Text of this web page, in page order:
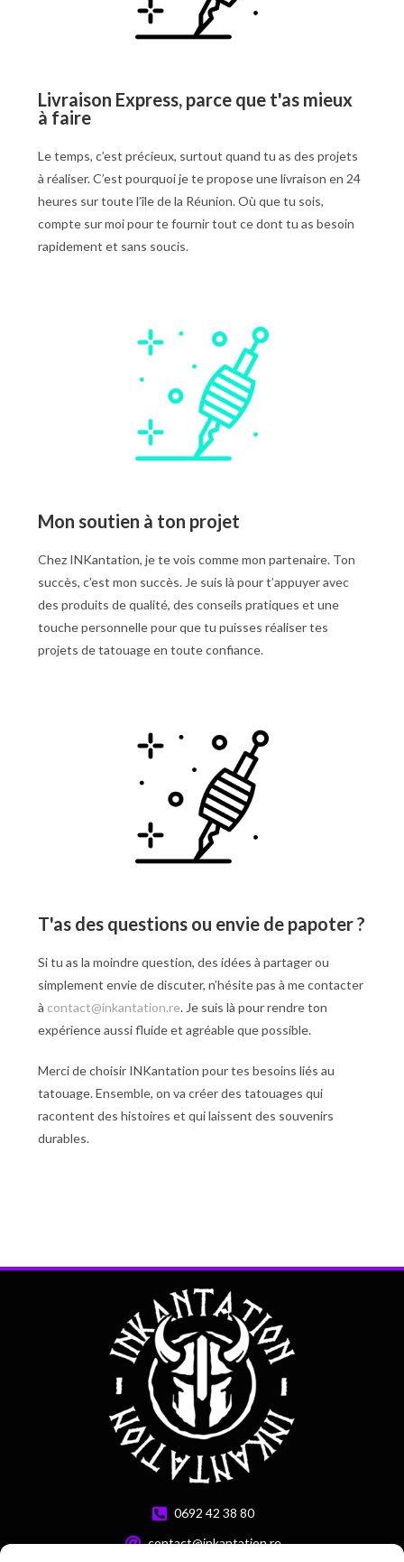
Livraison Express, parce que t'as mieux
à faire
Le temps, c’est précieux, surtout quand tu as des projets
à réaliser. C’est pourquoi je te propose une livraison en 24
heures sur toute l’île de la Réunion. Où que tu sois,
compte sur moi pour te fournir tout ce dont tu as besoin
rapidement et sans soucis.
Mon soutien à ton projet
Chez INKantation, je te vois comme mon partenaire. Ton
succès, c’est mon succès. Je suis là pour t’appuyer avec
des produits de qualité, des conseils pratiques et une
touche personnelle pour que tu puisses réaliser tes
projets de tatouage en toute confiance.
T'as des questions ou envie de papoter ?
Si tu as la moindre question, des idées à partager ou
simplement envie de discuter, n’hésite pas à me contacter
à contact@inkantation.re. Je suis là pour rendre ton
expérience aussi fluide et agréable que possible.
Merci de choisir INKantation pour tes besoins liés au
tatouage. Ensemble, on va créer des tatouages qui
racontent des histoires et qui laissent des souvenirs
durables.
0692 42 38 80
contact@inkantation.re